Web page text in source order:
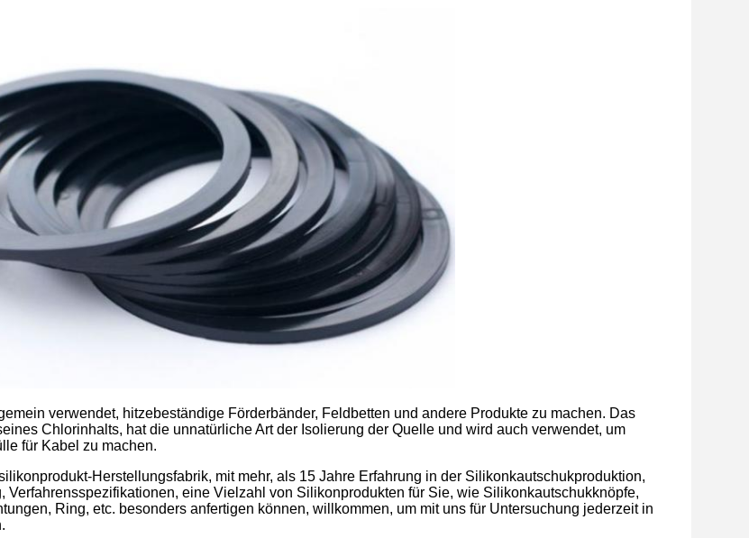
verwendet, hitzebeständige Förderbänder, Feldbetten und andere Produkte zu machen. Das
Chlorinhalts, hat die unnatürliche Art der Isolierung der Quelle und wird auch verwendet, um
für Kabel zu machen.
Herstellungsfabrik, mit mehr, als 15 Jahre Erfahrung in der Silikonkautschukproduktion,
Verfahrensspezifikationen, eine Vielzahl von Silikonprodukten für Sie, wie Silikonkautschukknöpfe,
Ring, etc. besonders anfertigen können, willkommen, um mit uns für Untersuchung jederzeit in